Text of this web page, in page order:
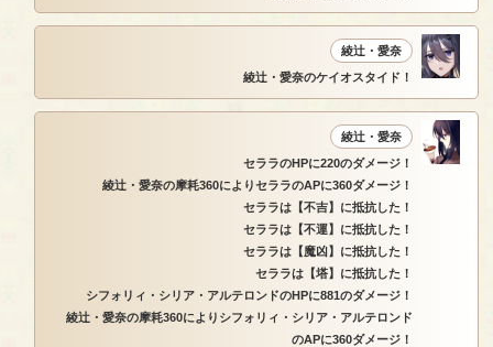
綾辻・愛奈
綾辻・愛奈のケイオスタイド！
綾辻・愛奈
セララのHPに220のダメージ！
綾辻・愛奈の摩耗360によりセララのAPに360ダメージ！
セララは【不吉】に抵抗した！
セララは【不運】に抵抗した！
セララは【魔凶】に抵抗した！
セララは【塔】に抵抗した！
シフォリィ・シリア・アルテロンドのHPに881のダメージ！
綾辻・愛奈の摩耗360によりシフォリィ・シリア・アルテロンド
のAPに360ダメージ！